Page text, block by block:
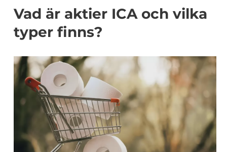
Vad är aktier ICA och vilka
typer finns?